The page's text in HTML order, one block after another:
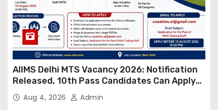
AIIMS Delhi MTS Vacancy 2026: Notification
Released, 10th Pass Candidates Can Apply
Through Email
Aug 4, 2026 Admin